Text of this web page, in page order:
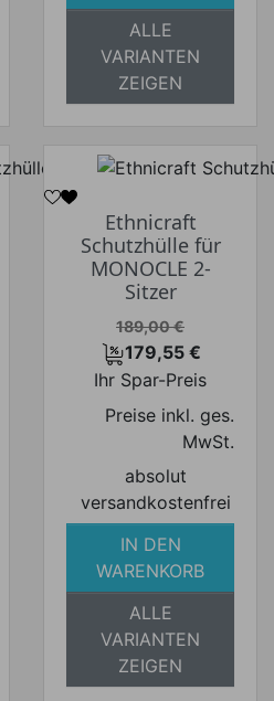
ALLE
VARIANTEN
ZEIGEN
Ethnicraft
Schutzhülle für
MONOCLE 2-
Sitzer
Verkaufspreis
189,00 €
Preis
179,55 €
Ihr Spar-Preis
Preise inkl. ges.
MwSt.
absolut
versandkostenfrei
IN DEN
WARENKORB
ALLE
VARIANTEN
ZEIGEN